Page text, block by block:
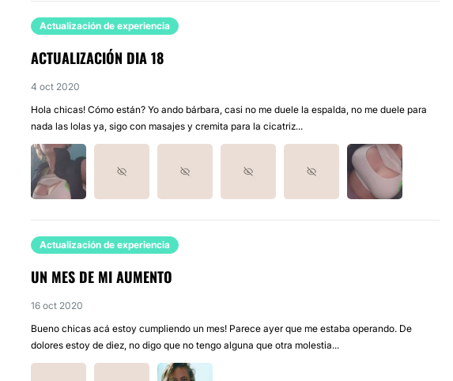
Actualización de experiencia
ACTUALIZACIÓN DIA 18
4 oct 2020
Hola chicas! Cómo están? Yo ando bárbara, casi no me duele la espalda, no me duele para
nada las lolas ya, sigo con masajes y cremita para la cicatriz...
Actualización de experiencia
UN MES DE MI AUMENTO
16 oct 2020
Bueno chicas acá estoy cumpliendo un mes! Parece ayer que me estaba operando. De
dolores estoy de diez, no digo que no tengo alguna que otra molestia...